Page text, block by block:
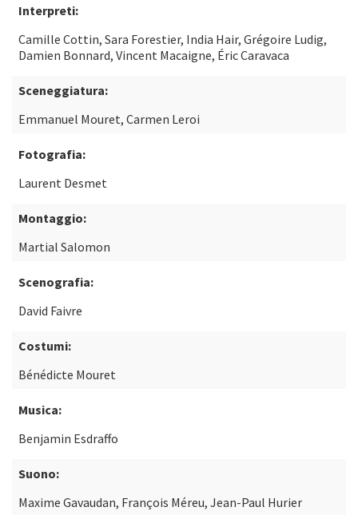
Interpreti:
Camille Cottin, Sara Forestier, India Hair, Grégoire Ludig,
Damien Bonnard, Vincent Macaigne, Éric Caravaca
Sceneggiatura:
Emmanuel Mouret, Carmen Leroi
Fotografia:
Laurent Desmet
Montaggio:
Martial Salomon
Scenografia:
David Faivre
Costumi:
Bénédicte Mouret
Musica:
Benjamin Esdraffo
Suono:
Maxime Gavaudan, François Méreu, Jean-Paul Hurier